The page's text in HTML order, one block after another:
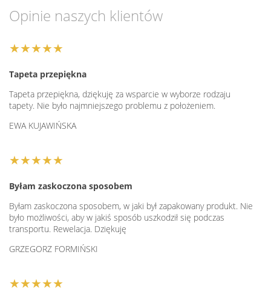
Opinie naszych klientów
★★★★★
Tapeta przepiękna
Tapeta przepiękna, dziękuję za wsparcie w wyborze rodzaju
tapety. Nie było najmniejszego problemu z położeniem.
EWA KUJAWIŃSKA
★★★★★
Byłam zaskoczona sposobem
Byłam zaskoczona sposobem, w jaki był zapakowany produkt. Nie
było możliwości, aby w jakiś sposób uszkodził się podczas
transportu. Rewelacja. Dziękuję
GRZEGORZ FORMIŃSKI
★★★★★